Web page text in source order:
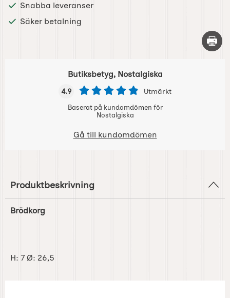
Snabba leveranser
Säker betalning
Skriv
Butiksbetyg, Nostalgiska
4.9 Utmärkt
Baserat på kundomdömen för
Nostalgiska
Gå till kundomdömen
Produktbeskrivning
Brödkorg
H: 7 Ø: 26,5